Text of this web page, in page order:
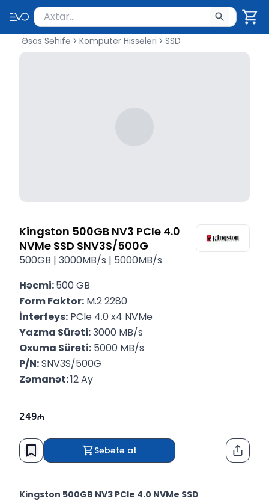
Məhsul axtar
Axtarış üçün ən azı 2 simvol yazın. Göndərmək
Əsas Səhifə Kompüter Hissələri SSD
Kingston 500GB NV3 PCIe 4.0
NVMe SSD SNV3S/500G
500GB | 3000MB/s | 5000MB/s
Həcmi: 500 GB
Form Faktor: M.2 2280
İnterfeys: PCIe 4.0 x4 NVMe
Yazma Sürəti: 3000 MB/s
Oxuma Sürəti: 5000 MB/s
P/N: SNV3S/500G
Zəmanət: 12 Ay
249
Səbətə at
Kingston 500GB NV3 PCIe 4.0 NVMe SSD